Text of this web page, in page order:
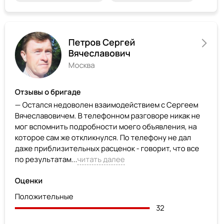
Петров Сергей
Вячеславович
Москва
Отзывы о бригаде
— Остался недоволен взаимодействием с Сергеем
Вячеславовичем. В телефонном разговоре никак не
мог вспомнить подробности моего объявления, на
которое сам же откликнулся. По телефону не дал
даже приблизительных расценок - говорит, что все
по результатам...читать далее
Оценки
Положительные
32